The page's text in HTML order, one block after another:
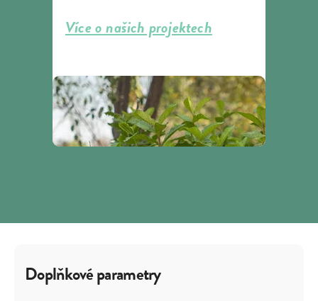
Více o našich projektech
Doplňkové parametry